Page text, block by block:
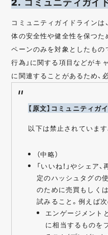
コミュニティガイドライン
体の安全性や健全性を保つた
ペーンのみを対象としたもの
行為」に関する項目などがキ
に関連することがあるため、
【原文】コミュニティガ
以下は禁止されています
（中略）
「いいね！」やシェア
定のハッシュタグの
のために売買もしく
試みること。例えば
エンゲージメント
に相当するものを